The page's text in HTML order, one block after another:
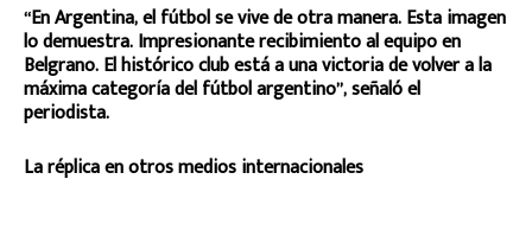
“En Argentina, el fútbol se vive de otra manera. Esta imagen
lo demuestra. Impresionante recibimiento al equipo en
Belgrano. El histórico club está a una victoria de volver a la
máxima categoría del fútbol argentino”, señaló el
periodista.
La réplica en otros medios internacionales